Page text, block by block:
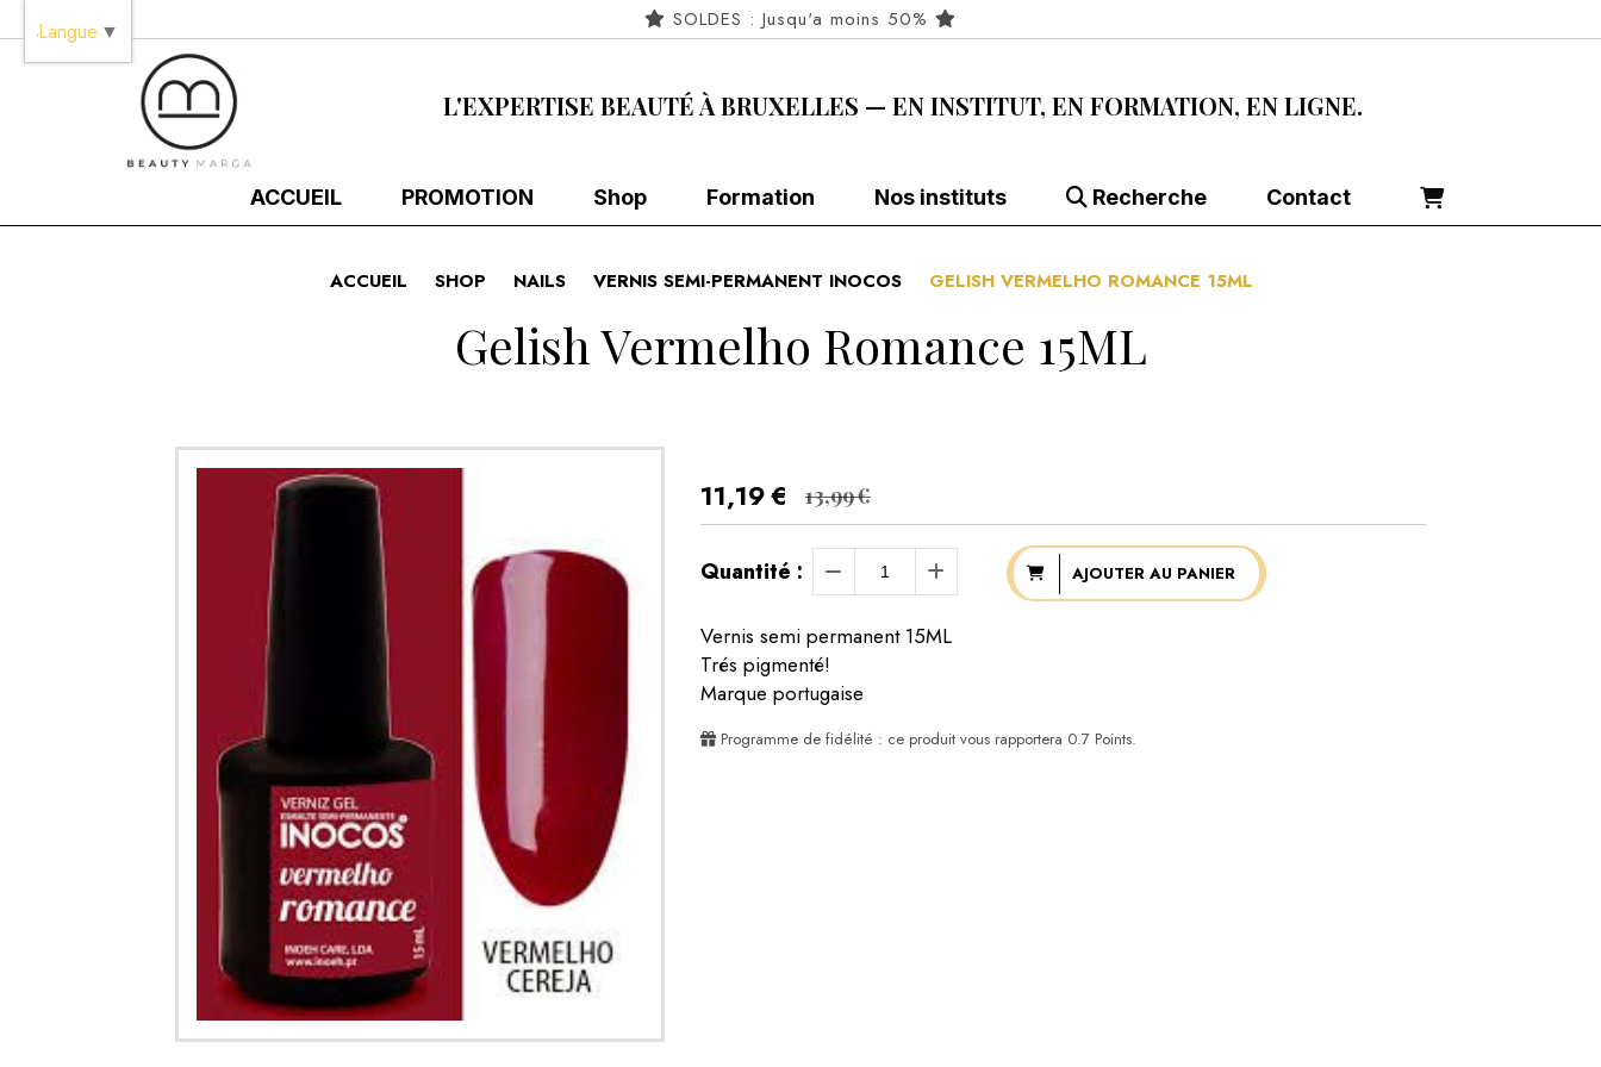
SOLDES : Jusqu'a moins 50%
L'EXPERTISE BEAUTÉ À BRUXELLES — EN INSTITUT, EN FORMATION, EN LIGNE.
ACCUEIL PROMOTION Shop Formation Nos instituts Recherche Contact
ACCUEIL SHOP NAILS VERNIS SEMI-PERMANENT INOCOS GELISH VERMELHO ROMANCE 15ML
Gelish Vermelho Romance 15ML
11,19€ 13,99€
Quantité : AJOUTER AU PANIER
Vernis semi permanent 15ML
Trés pigmenté!
Marque portugaise
Programme de fidélité : ce produit vous rapportera 0.7Points.
Langue ▼